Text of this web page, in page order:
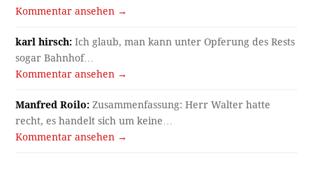
Kommentar ansehen →
karl hirsch: Ich glaub, man kann unter Opferung des Rests
sogar Bahnhof…
Kommentar ansehen →
Manfred Roilo: Zusammenfassung: Herr Walter hatte
recht, es handelt sich um keine…
Kommentar ansehen →